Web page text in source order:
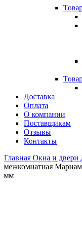
Доставка
Оплата
О компании
Поставщикам
Отзывы
Контакты
Главная Окна и двери
межкомнатная
мм